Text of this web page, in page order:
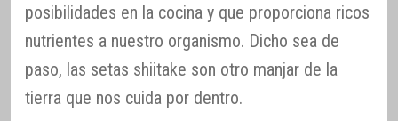
posibilidades en la cocina y que proporciona ricos
nutrientes a nuestro organismo. Dicho sea de
paso, las setas shiitake son otro manjar de la
tierra que nos cuida por dentro.